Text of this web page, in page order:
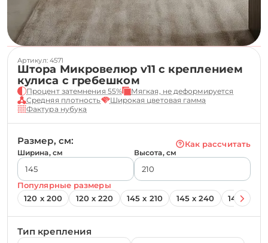
Артикул: 4571
Штора Микровелюр v11 с креплением
кулиса с гребешком
Процент затемнения 55%
Мягкая, не деформируется
Средняя плотность
Широкая цветовая гамма
Фактура нубука
Размер, см: Как рассчитать
Ширина, см Высота, см
Популярные размеры
120 х 200
120 х 220 145 х 210 145 х 240 145 х 260
Тип крепления